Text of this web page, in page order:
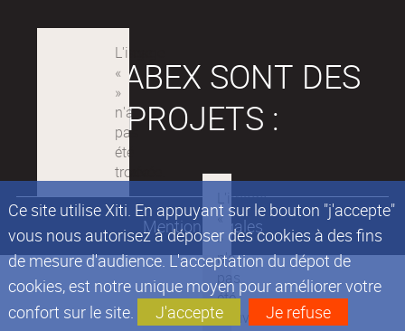
Ce site utilise Xiti. En appuyant sur le bouton "j'accepte"
vous nous autorisez à déposer des cookies à des fins
de mesure d'audience. L'acceptation du dépot de
cookies, est notre unique moyen pour améliorer votre
confort sur le site.
J'accepte Je refuse
LES LABEX SONT DES
PROJETS :
Mentions légales